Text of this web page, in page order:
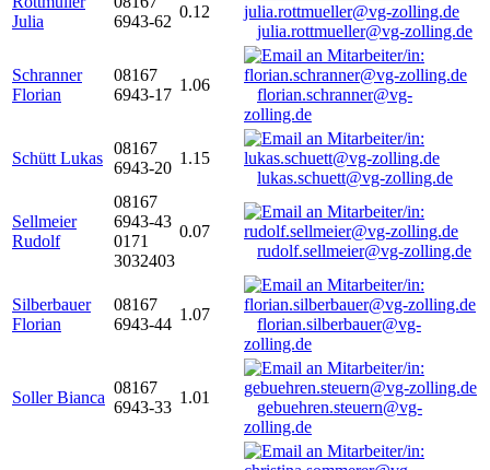
Julia
6943-62
0.12
julia.rottmueller@vg-zolling.de
Schranner
Florian
08167
6943-17
1.06
florian.schranner@vg-
zolling.de
Schütt Lukas
08167
6943-20
1.15
lukas.schuett@vg-zolling.de
Sellmeier
Rudolf
08167
6943-43
0171
3032403
0.07
rudolf.sellmeier@vg-zolling.de
Silberbauer
Florian
08167
6943-44
1.07
florian.silberbauer@vg-
zolling.de
Soller Bianca
08167
6943-33
1.01
gebuehren.steuern@vg-
zolling.de